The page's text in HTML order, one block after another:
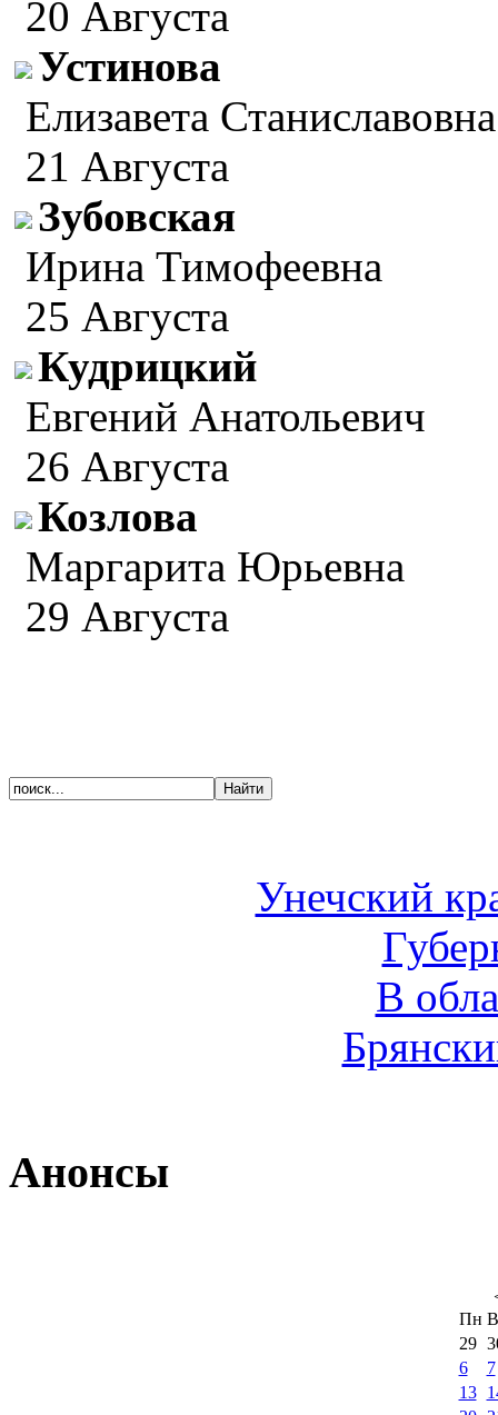
20 Августа
Устинова
Елизавета Станиславовна
21 Августа
Зубовская
Ирина Тимофеевна
25 Августа
Кудрицкий
Евгений Анатольевич
26 Августа
Козлова
Маргарита Юрьевна
29 Августа
Унечский
В
Анонсы
Пн
29
6
7
13